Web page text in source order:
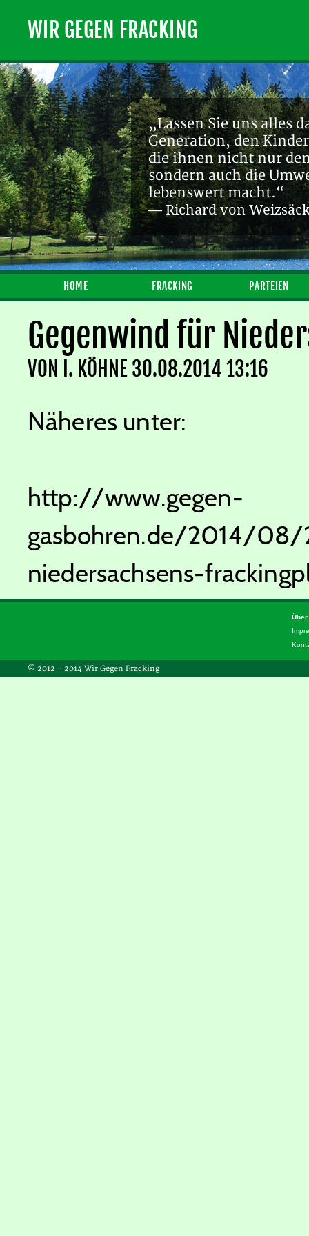
WIR GEGEN FRACKING
„Lassen Sie uns alles
Generation, den
die ihnen nicht nur
sondern auch die
lebenswert macht.“
— Richard von
HOME FRACKING PARTEIEN
Gegenwind für
VON I. KÖHNE30.08.2014 13:16
Näheres unter:
http://www.gegen-
gasbohren.de/2014/
niedersachsens-
Über
© 2012 – 2014 Wir Gegen Fracking